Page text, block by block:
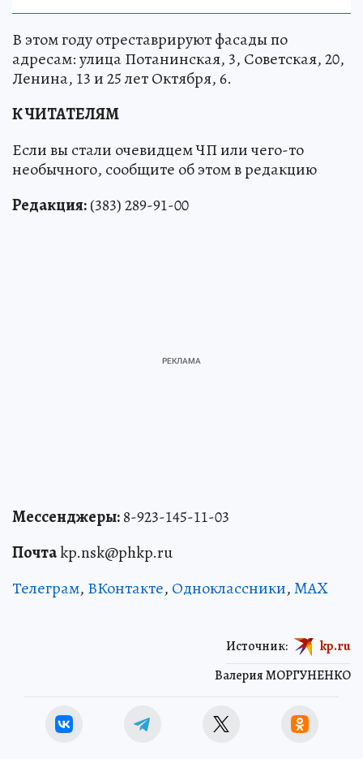
В этом году отреставрируют фасады по
адресам: улица Потанинская, 3, Советская, 20,
Ленина, 13 и 25 лет Октября, 6.
К ЧИТАТЕЛЯМ
Если вы стали очевидцем ЧП или чего-то
необычного, сообщите об этом в редакцию
Редакция:(383) 289-91-00
Мессенджеры:8-923-145-11-03
Почтаkp.nsk@phkp.ru
Телеграм, ВКонтакте, Одноклассники,MAX
Валерия МОРГУНЕНКО
Источник: kp.ru